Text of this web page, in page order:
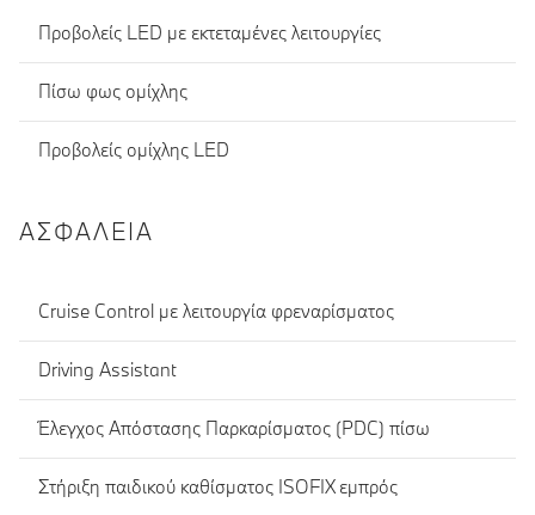
Προβολείς LED με εκτεταμένες λειτουργίες
Πίσω φως ομίχλης
Προβολείς ομίχλης LED
ΑΣΦΆΛΕΙΑ
Cruise Control με λειτουργία φρεναρίσματος
Driving Assistant
Έλεγχος Απόστασης Παρκαρίσματος (PDC) πίσω
Στήριξη παιδικού καθίσματος ISOFIX εμπρός